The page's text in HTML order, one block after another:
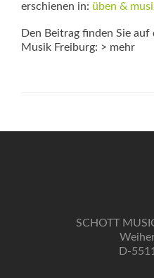
erschienen in: üben &
Den Beitrag finden Sie
Musik Freiburg: > mehr
SCHOTT
D-